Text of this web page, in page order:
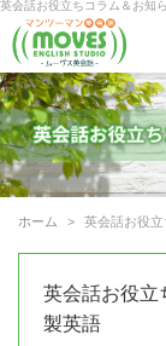
英会話お役立ちコラム＆お知
ホーム 英会話お役
英会話お役立
製英語